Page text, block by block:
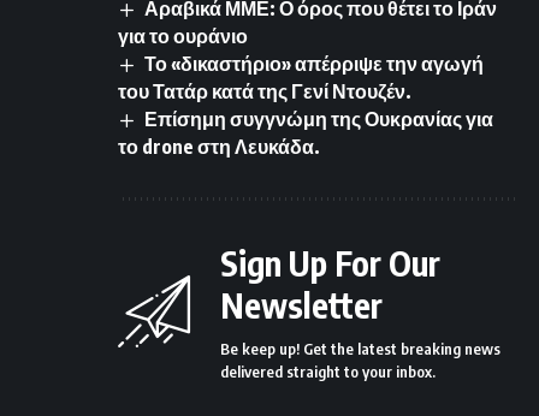
Αραβικά ΜΜΕ: Ο όρος που θέτει το Ιράν
για το ουράνιο
Το «δικαστήριο» απέρριψε την αγωγή
του Τατάρ κατά της Γενί Ντουζέν.
Επίσημη συγγνώμη της Ουκρανίας για
το drone στη Λευκάδα.
Sign Up For Our
Newsletter
Be keep up! Get the latest breaking news
delivered straight to your inbox.